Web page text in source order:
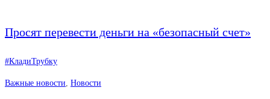
Просят перевести деньги на «безопасный счет»
#КладиТрубку
Важные новости Новости